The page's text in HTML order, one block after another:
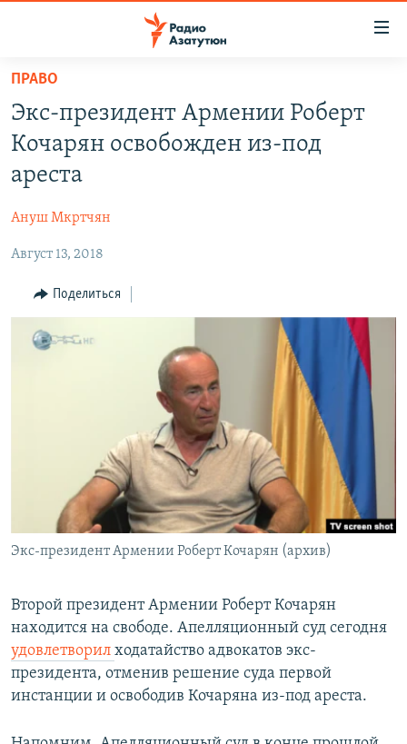
Перейти
основному
содержанию
основной
навигации
Перейти
поиску
НОВОСТИ
ПОЛИТИКА
ЭКОНОМИКА
РЕГИОН
НАГОРНЫЙ КАРАБАХ
КУЛЬТУРА
Русский
Все сайты Радио Азатутюн
ПРАВО
Экс-президент Армении Роберт
Кочарян освобожден из-под
ареста
Ануш Мкртчян
Август 13, 2018
Поделиться
Экс-президент Армении Роберт Кочарян (архив)
Второй президент Армении Роберт Кочарян
находится на свободе. Апелляционный суд сегодня
удовлетворил ходатайство адвокатов экс-
президента, отменив решение суда первой
инстанции и освободив Кочаряна из-под ареста.